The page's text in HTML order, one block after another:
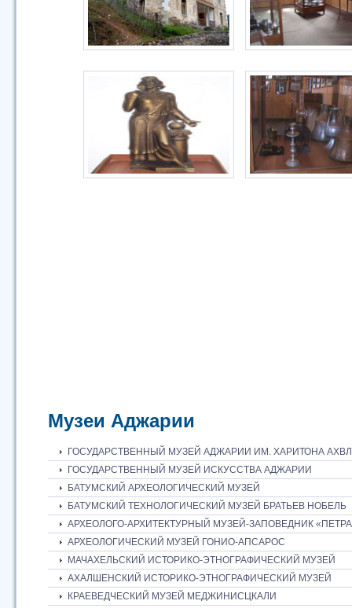
Музеи Аджарии
ГОСУДАРСТВЕННЫЙ МУЗЕЙ АДЖАРИИ ИМ. ХАРИТОНА
ГОСУДАРСТВЕННЫЙ МУЗЕЙ ИСКУССТВА АДЖАРИИ
БАТУМСКИЙ АРХЕОЛОГИЧЕСКИЙ МУЗЕЙ
БАТУМСКИЙ ТЕХНОЛОГИЧЕСКИЙ МУЗЕЙ БРАТЬЕВ НОБЕЛЬ
АРХЕОЛОГО-АРХИТЕКТУРНЫЙ МУЗЕЙ-ЗАПОВЕДНИК
АРХЕОЛОГИЧЕСКИЙ МУЗЕЙ ГОНИО-АПСАРОС
МАЧАХЕЛЬСКИЙ ИСТОРИКО-ЭТНОГРАФИЧЕСКИЙ МУЗЕЙ
АХАЛШЕНСКИЙ ИСТОРИКО-ЭТНОГРАФИЧЕСКИЙ МУЗЕЙ
КРАЕВЕДЧЕСКИЙ МУЗЕЙ МЕДЖИНИСЦКАЛИ